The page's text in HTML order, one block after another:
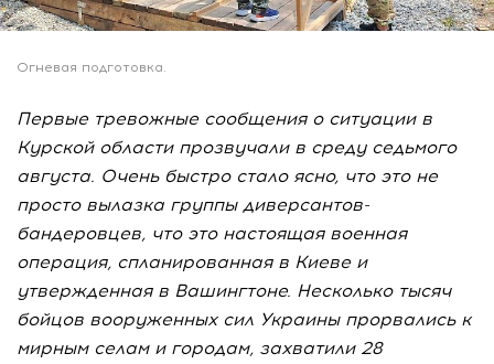
Огневая подготовка.
Первые тревожные сообщения о ситуации в
Курской области прозвучали в среду седьмого
августа. Очень быстро стало ясно, что это не
просто вылазка группы диверсантов-
бандеровцев, что это настоящая военная
операция, спланированная в Киеве и
утвержденная в Вашингтоне. Несколько тысяч
бойцов вооруженных сил Украины прорвались к
мирным селам и городам, захватили 28